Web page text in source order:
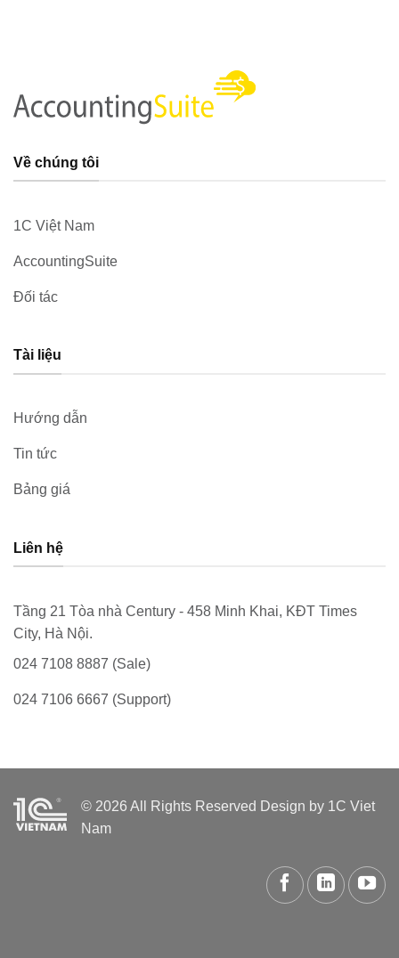
Về chúng tôi
1C Việt Nam
AccountingSuite
Đối tác
Tài liệu
Hướng dẫn
Tin tức
Bảng giá
Liên hệ
Tầng 21 Tòa nhà Century - 458 Minh Khai, KĐT Times
City, Hà Nội.
024 7108 8887 (Sale)
024 7106 6667 (Support)
© 2026 All Rights Reserved Design by 1C Viet
Nam